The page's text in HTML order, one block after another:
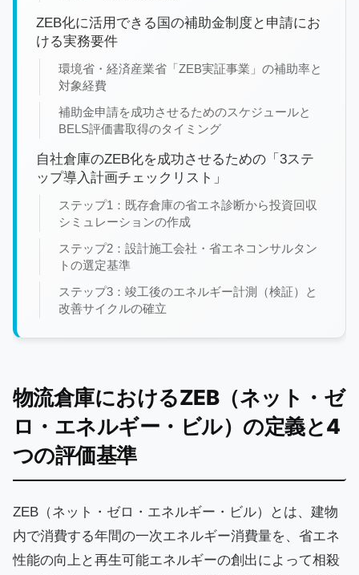
ZEB化に活用できる国の補助金制度と申請にお
ける実務要件
環境省・経済産業省「ZEB実証事業」の補助率と
対象経費
補助金申請を成功させるためのスケジュールと
BELS評価書取得のタイミング
自社倉庫のZEB化を成功させるための「3ステ
ップ導入計画チェックリスト」
ステップ1：既存倉庫の省エネ診断から投資回収
シミュレーションの作成
ステップ2：設計施工会社・省エネコンサルタン
トの選定基準
ステップ3：竣工後のエネルギー計測（検証）と
改善サイクルの確立
物流倉庫におけるZEB（ネット・ゼ
ロ・エネルギー・ビル）の定義と4
つの評価基準
ZEB（ネット・ゼロ・エネルギー・ビル）とは、建物
内で消費する年間の一次エネルギー消費量を、省エネ
性能の向上と再生可能エネルギーの創出によって相殺